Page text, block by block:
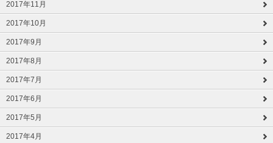
2017年11月
2017年10月
2017年9月
2017年8月
2017年7月
2017年6月
2017年5月
2017年4月